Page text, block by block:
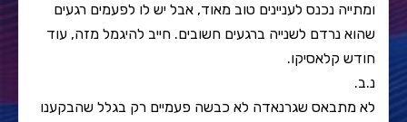
ומתייה נכנס לעניינים טוב מאוד, אבל יש לו לפעמים רגעים
שהוא נרדם לשנייה ברגעים חשובים. חייב להיגמל מזה, עוד
חודש קלאסיקו.
נ.ב.
לא מתבאס שגרנאדה לא כבשה פעמיים רק בגלל שהבקענו